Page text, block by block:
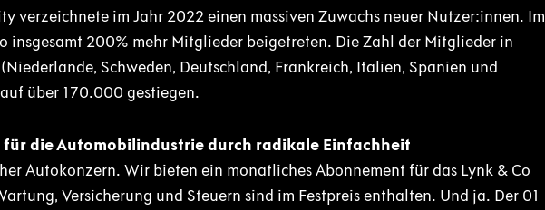
verzeichnete im Jahr 2022 einen massiven Zuwachs neuer Nutzer:innen. Im
insgesamt 200% mehr Mitglieder beigetreten. Die Zahl der Mitglieder in
Schweden, Deutschland, Frankreich, Italien, Spanien und
über 170.000 gestiegen.
für die Automobilindustrie durch radikale Einfachheit
Autokonzern. Wir bieten ein monatliches Abonnement für das Lynk & Co
Versicherung und Steuern sind im Festpreis enthalten. Und ja. Der 01